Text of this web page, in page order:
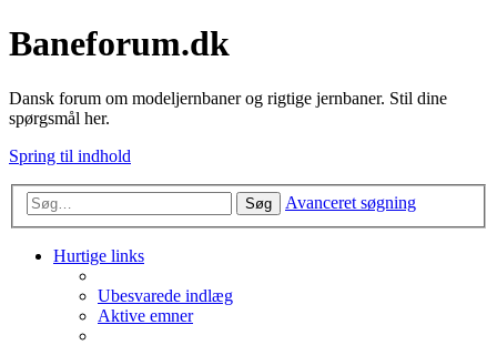
Baneforum.dk
Dansk forum om modeljernbaner og rigtige jernbaner. Stil dine
spørgsmål her.
Spring til indhold
Søg Avanceret søgning
Hurtige links
Ubesvarede indlæg
Aktive emner